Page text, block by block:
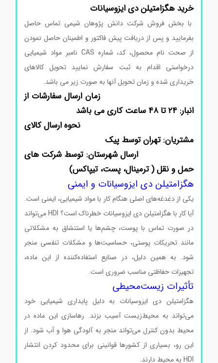
خرید هگزامتیلن دی ایزوسیانات
با بخش فروش شرکت دانش پژوهان شیمی تماس حاصل
بفرمایید و پس از دریافت پیش فاکتور و اطمینان حاصل نمودن
از صحت نام محصول، کد، شماره CAS نامبر مواد شیمیایی
درخواستی اقدام به ثبت سفارش نمایید تحویل کالاهای
خریداری شده و زمان تحویل آنها به صورت زیر می باشد.
زمان ارسال سفارشات از
انبار: ۲۴ تا ۴۸ ساعت کاری می باشد
نحوه ارسال کالای
مشتریان: تهران توسط پیک
ارسال شهرستان: توسط شرکت های
حمل و نقل ( ترمینال، پست، تیپاکس)
هگزامتیلن دی ایزوسیانات و ایمنی
یکی از دغدغه‌های اصلی هنگام کار با مواد شیمیایی، ایمنی است.
آیا کار با هگزامتیلن دی ایزوسیانات خطرناک است؟ HDI می‌تواند
در صورت تماس با پوست، چشم‌ها یا استنشاق به مشکلاتی
مانند تحریکات پوستی، حساسیت‌ها و مشکلات تنفسی منجر
شود. به همین دلیل، در صنایع استفاده‌کننده از این ماده،
تجهیزات حفاظتی مناسب ضروری است.
تأثیرات زیست‌محیطی
هگزامتیلن دی ایزوسیانات به دلیل پایداری شیمیایی خود
می‌تواند به محیط‌زیست آسیب بزند. رهاسازی این ماده در
محیط بدون کنترل می‌تواند منجر به آلودگی هوا و آب شود. از
این رو، بسیاری از کشورها قوانینی برای محدود کردن انتشار